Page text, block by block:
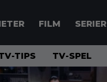
FILM SERIER
TIPS TV-SPEL